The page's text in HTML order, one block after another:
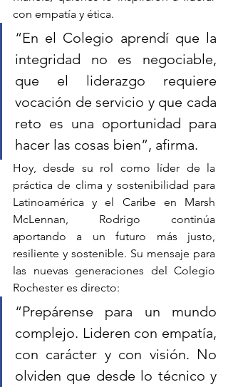
con empatía y ética.
“En el Colegio aprendí que la
integridad no es negociable,
que el liderazgo requiere
vocación de servicio y que cada
reto es una oportunidad para
hacer las cosas bien”, afirma.
Hoy, desde su rol como líder de la
práctica de clima y sostenibilidad para
Latinoamérica y el Caribe en Marsh
McLennan, Rodrigo continúa
aportando a un futuro más justo,
resiliente y sostenible. Su mensaje para
las nuevas generaciones del Colegio
Rochester es directo:
“Prepárense para un mundo
complejo. Lideren con empatía,
con carácter y con visión. No
olviden que desde lo técnico y